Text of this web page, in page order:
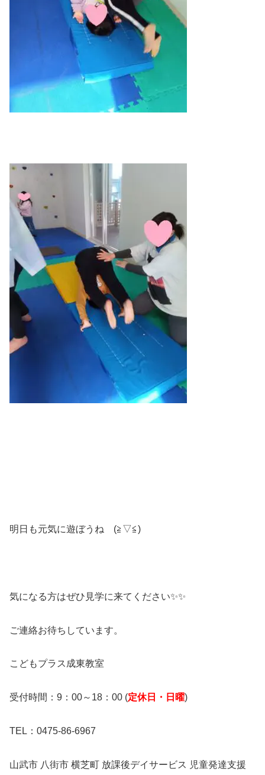
明日も元気に遊ぼうね (≧▽≦)
気になる方はぜひ見学に来てください✨✨
ご連絡お待ちしています。
こどもプラス成東教室
受付時間：9：00～18：00 (定休日・日曜)
TEL：0475-86-6967
山武市 八街市 横芝町 放課後デイサービス 児童発達支援